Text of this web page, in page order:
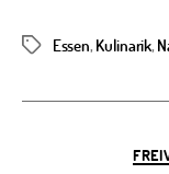
Schlagwörter
Essen, Kulinarik,